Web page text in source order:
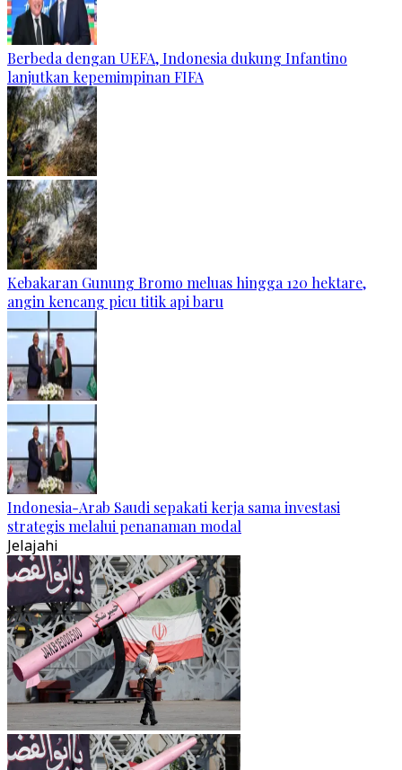
Berbeda dengan UEFA, Indonesia dukung Infantino
lanjutkan kepemimpinan FIFA
Kebakaran Gunung Bromo meluas hingga 120 hektare,
angin kencang picu titik api baru
Indonesia-Arab Saudi sepakati kerja sama investasi
strategis melalui penanaman modal
Jelajahi